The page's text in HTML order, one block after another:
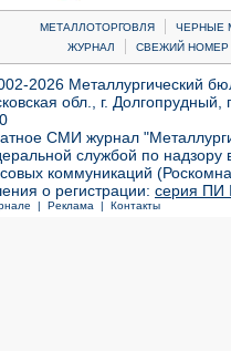
МЕТАЛЛОТОРГОВЛЯ | ЧЕРНЫЕ
ЖУРНАЛ
| СВЕЖИЙ НОМЕР
2026 Металлургический
обл., г.
СМИ журнал
службой по
коммуникаций
о регистрации: серия ПИ
| Реклама | Контакты